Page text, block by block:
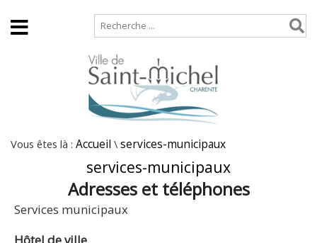
Vous êtes là : Accueil \ services-municipaux
services-municipaux
Adresses et téléphones
Services municipaux